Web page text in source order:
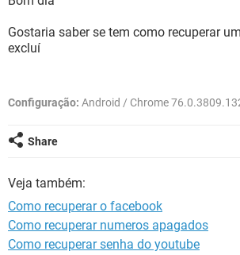
OUTLOOK
INSTAGRAM GMAIL
OUTLOOK
GUIA DE COMPRAS
Gostaria saber se tem como recuperar
excluí
Configuração: Android / Chrome
Share
Veja também:
Como recuperar o facebook
Como recuperar numeros apagados
Como recuperar senha do youtube